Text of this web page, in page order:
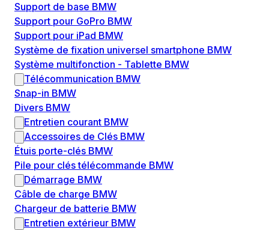
Support de base BMW
Support pour GoPro BMW
Support pour iPad BMW
Système de fixation universel smartphone BMW
Système multifonction - Tablette BMW
Télécommunication BMW
Snap-in BMW
Divers BMW
Entretien courant BMW
Accessoires de Clés BMW
Étuis porte-clés BMW
Pile pour clés télécommande BMW
Démarrage BMW
Câble de charge BMW
Chargeur de batterie BMW
Entretien extérieur BMW